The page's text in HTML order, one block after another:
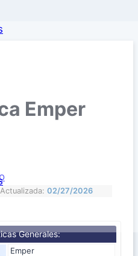
Emper
Actualizada: 02/27/2026
Generales:
Emper